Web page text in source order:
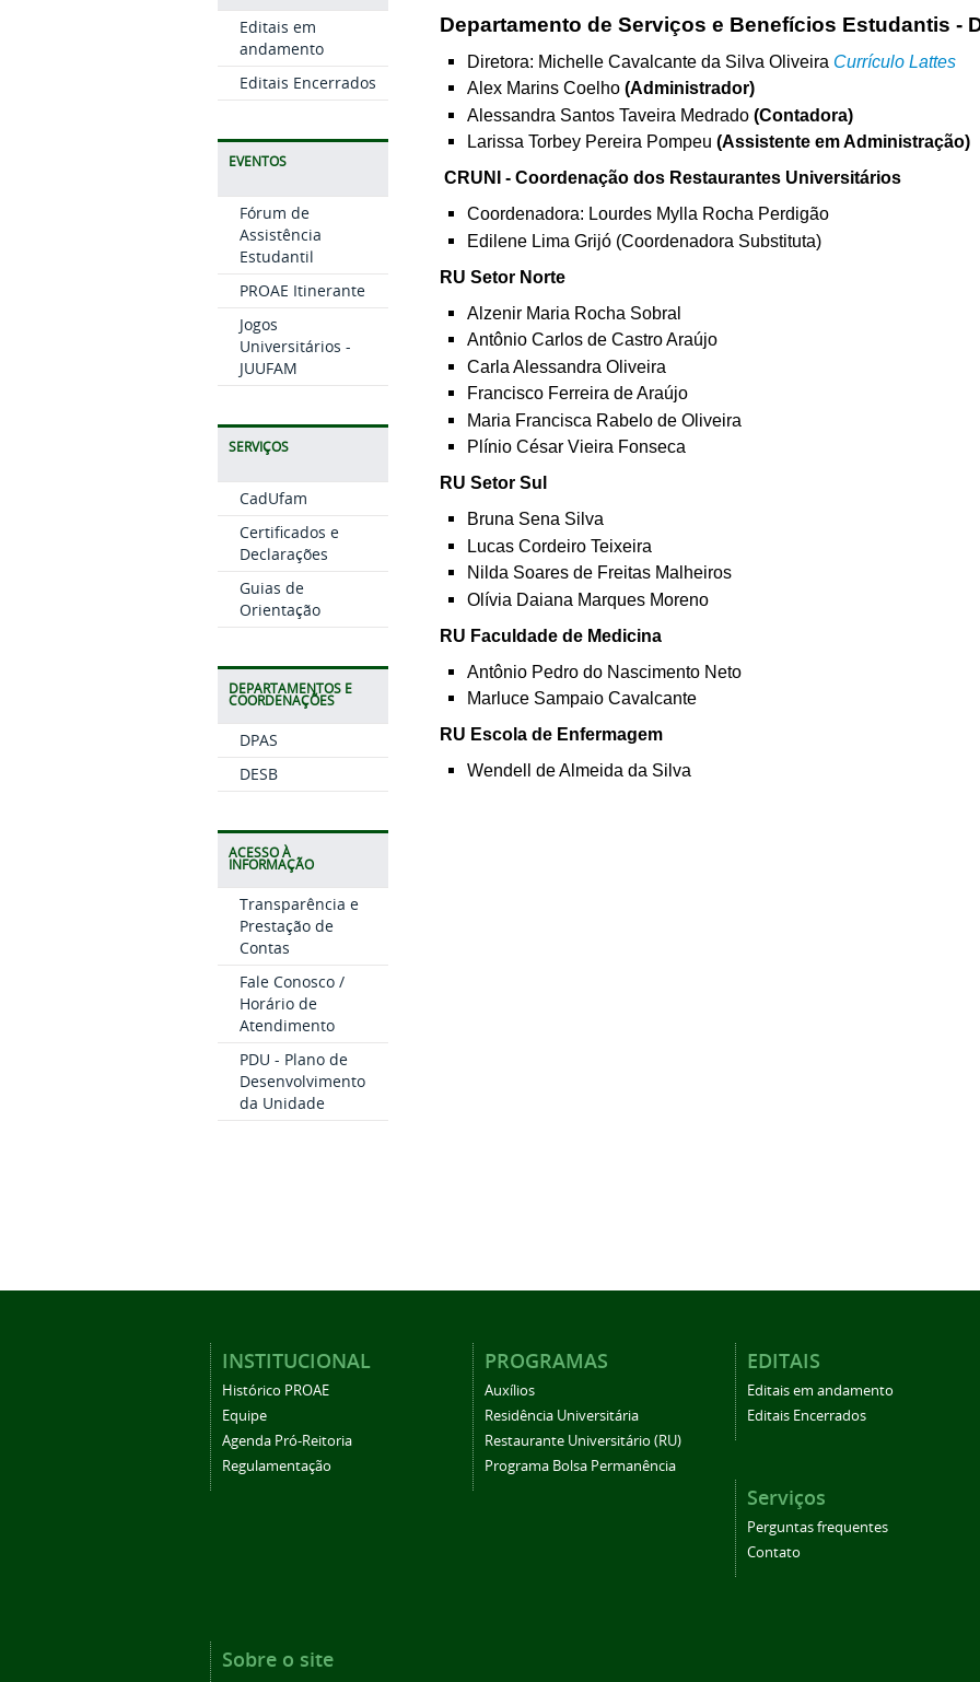
Editais em
andamento
Editais Encerrados
EVENTOS
Fórum de
Assistência
Estudantil
PROAE Itinerante
Jogos
Universitários -
JUUFAM
SERVIÇOS
CadUfam
Certificados e
Declarações
Guias de
Orientação
DEPARTAMENTOS E
COORDENAÇÕES
DPAS
DESB
ACESSO À
INFORMAÇÃO
Transparência e
Prestação de
Contas
Fale Conosco /
Horário de
Atendimento
PDU - Plano de
Desenvolvimento
da Unidade
Departamento de Serviços e Benefícios Estudantis -
Diretora: Michelle Cavalcante da Silva Oliveira Currículo Lattes
Alex Marins Coelho (Administrador)
Alessandra Santos Taveira Medrado (Contadora)
Larissa Torbey Pereira Pompeu (Assistente em Administração)
CRUNI - Coordenação dos Restaurantes Universitários
Coordenadora: Lourdes Mylla Rocha Perdigão
Edilene Lima Grijó (Coordenadora Substituta)
RU Setor Norte
Alzenir Maria Rocha Sobral
Antônio Carlos de Castro Araújo
Carla Alessandra Oliveira
Francisco Ferreira de Araújo
Maria Francisca Rabelo de Oliveira
Plínio César Vieira Fonseca
RU Setor Sul
Bruna Sena Silva
Lucas Cordeiro Teixeira
Nilda Soares de Freitas Malheiros
Olívia Daiana Marques Moreno
RU Faculdade de Medicina
Antônio Pedro do Nascimento Neto
Marluce Sampaio Cavalcante
RU Escola de Enfermagem
Wendell de Almeida da Silva
INSTITUCIONAL
Histórico PROAE
Equipe
Agenda Pró-Reitoria
Regulamentação
PROGRAMAS
Auxílios
Residência Universitária
Restaurante Universitário (RU)
Programa Bolsa Permanência
EDITAIS
Editais em andamento
Editais Encerrados
Serviços
Perguntas frequentes
Contato
Sobre o site